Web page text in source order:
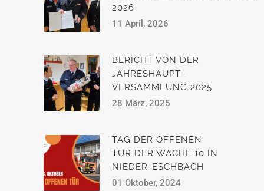
2026
11 April, 2026
BERICHT VON DER
JAHRESHAUPT­
VERSAMMLUNG 2025
28 März, 2025
TAG DER OFFENEN
TÜR DER WACHE 10 IN
NIEDER-ESCHBACH
01 Oktober, 2024